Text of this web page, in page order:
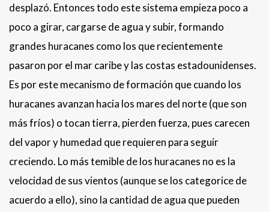
desplazó. Entonces todo este sistema empieza poco a
poco a girar, cargarse de agua y subir, formando
grandes huracanes como los que recientemente
pasaron por el mar caribe y las costas estadounidenses.
Es por este mecanismo de formación que cuando los
huracanes avanzan hacia los mares del norte (que son
más fríos) o tocan tierra, pierden fuerza, pues carecen
del vapor y humedad que requieren para seguir
creciendo. Lo más temible de los huracanes no es la
velocidad de sus vientos (aunque se los categorice de
acuerdo a ello), sino la cantidad de agua que pueden